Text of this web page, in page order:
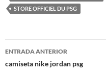
STORE OFFICIEL DU PSG
Navegación
de
ENTRADA ANTERIOR
camiseta nike jordan psg